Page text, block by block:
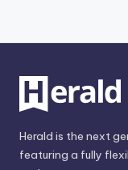
Herald is the next
featuring a fully